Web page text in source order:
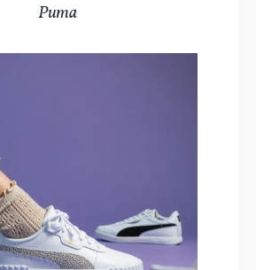
Puma